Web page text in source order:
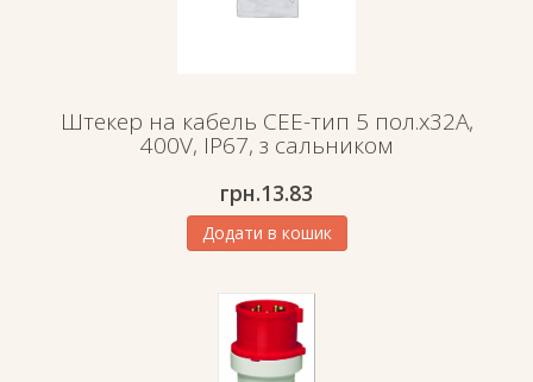
Штекер на кабель СЕЕ-тип 5 пол.х32А,
400V, IP67, з сальником
грн.13.83
Додати в кошик